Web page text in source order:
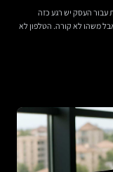
עבור העסק יש רגע כזה
משהו לא קורה. הטלפון לא